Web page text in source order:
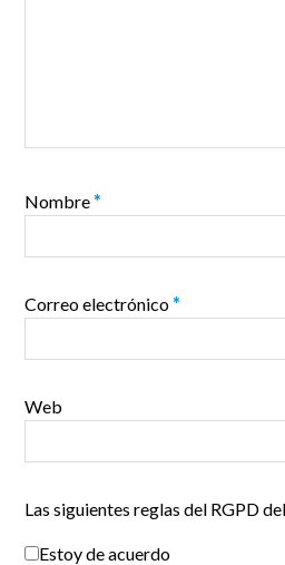
Nombre*
Correo electrónico*
Web
Las siguientes reglas del RGPD
Estoy de acuerdo